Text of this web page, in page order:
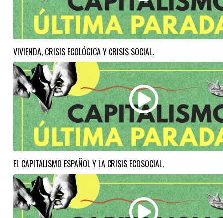
VIVIENDA, CRISIS ECOLÓGICA Y CRISIS SOCIAL.
EL CAPITALISMO ESPAÑOL Y LA CRISIS ECOSOCIAL.